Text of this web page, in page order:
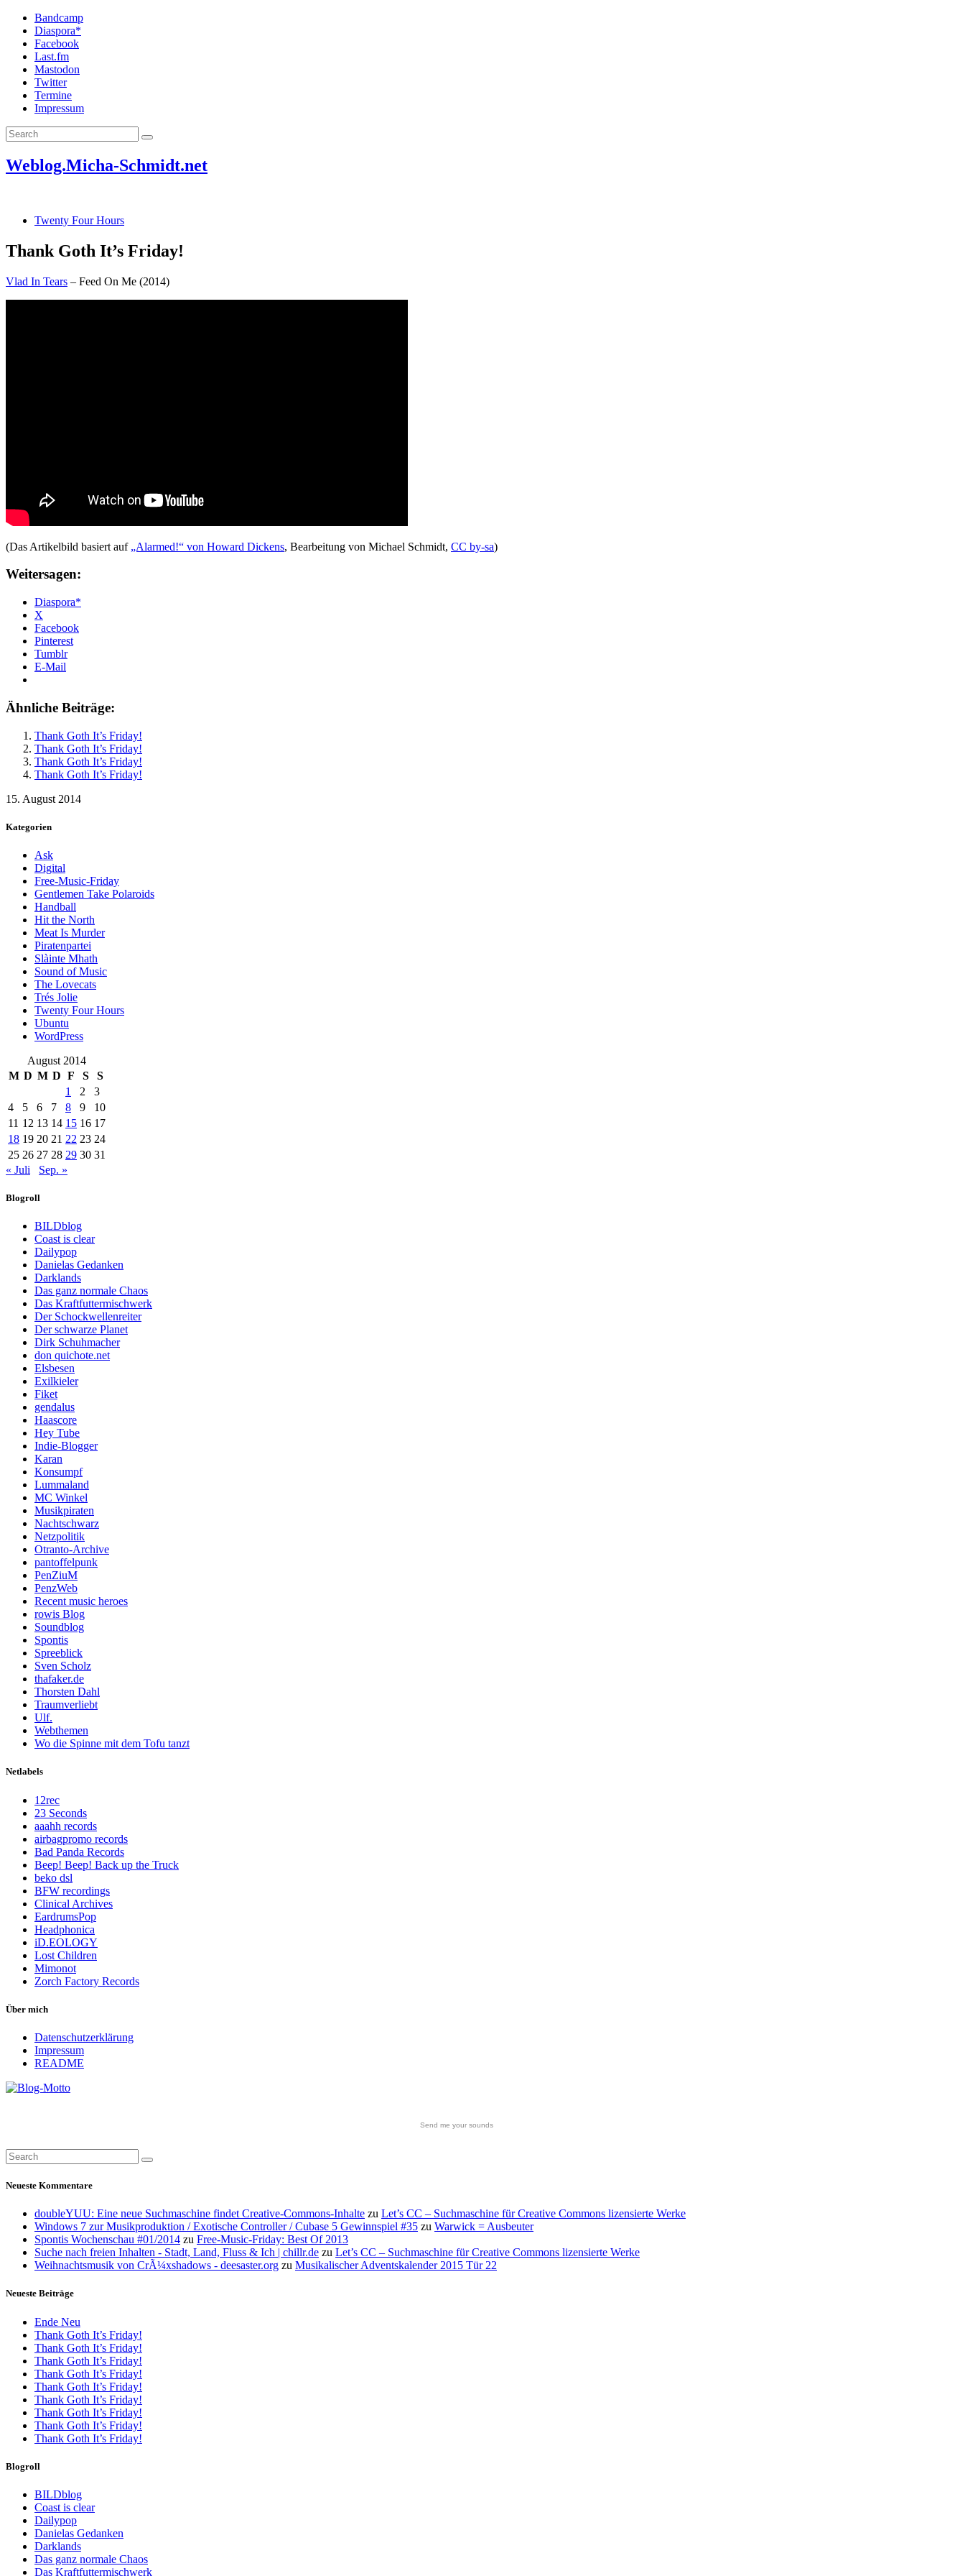
Bandcamp
Diaspora*
Facebook
Last.fm
Mastodon
Twitter
Termine
Impressum
Weblog.Micha-Schmidt.net
Twenty Four Hours
Thank Goth It’s Friday!
Vlad In Tears – Feed On Me (2014)
(Das Artikelbild basiert auf „Alarmed!“ von Howard Dickens, Bearbeitung von Michael Schmidt, CC by-sa)
Weitersagen:
Diaspora*
X
Facebook
Pinterest
Tumblr
E-Mail
Ähnliche Beiträge:
Thank Goth It’s Friday!
Thank Goth It’s Friday!
Thank Goth It’s Friday!
Thank Goth It’s Friday!
15. August 2014
Kategorien
Ask
Digital
Free-Music-Friday
Gentlemen Take Polaroids
Handball
Hit the North
Meat Is Murder
Piratenpartei
Slàinte Mhath
Sound of Music
The Lovecats
Trés Jolie
Twenty Four Hours
Ubuntu
WordPress
August 2014
M D M D F S
S
1
2
3
4
5 6 7 8 9
10
11 12 13 14 15 16 17
18 19 20 21 22 23 24
25 26 27 28 29 30 31
« Juli
Sep. »
Blogroll
BILDblog
Coast is clear
Dailypop
Danielas Gedanken
Darklands
Das ganz normale Chaos
Das Kraftfuttermischwerk
Der Schockwellenreiter
Der schwarze Planet
Dirk Schuhmacher
don quichote.net
Elsbesen
Exilkieler
Fiket
gendalus
Haascore
Hey Tube
Indie-Blogger
Karan
Konsumpf
Lummaland
MC Winkel
Musikpiraten
Nachtschwarz
Netzpolitik
Otranto-Archive
pantoffelpunk
PenZiuM
PenzWeb
Recent music heroes
rowis Blog
Soundblog
Spontis
Spreeblick
Sven Scholz
thafaker.de
Thorsten Dahl
Traumverliebt
Ulf.
Webthemen
Wo die Spinne mit dem Tofu tanzt
Netlabels
12rec
23 Seconds
aaahh records
airbagpromo records
Bad Panda Records
Beep! Beep! Back up the Truck
beko dsl
BFW recordings
Clinical Archives
EardrumsPop
Headphonica
iD.EOLOGY
Lost Children
Mimonot
Zorch Factory Records
Über mich
Datenschutzerklärung
Impressum
README
Send me your sounds
Neueste Kommentare
doubleYUU: Eine neue Suchmaschine findet Creative-Commons-Inhalte zu Let’s CC – Suchmaschine für Creative Commons lizensierte Werke
Windows 7 zur Musikproduktion / Exotische Controller / Cubase 5 Gewinnspiel #35 zu Warwick = Ausbeuter
Spontis Wochenschau #01/2014 zu Free-Music-Friday: Best Of 2013
Suche nach freien Inhalten - Stadt, Land, Fluss & Ich | chillr.de zu Let’s CC – Suchmaschine für Creative Commons lizensierte Werke
Weihnachtsmusik von CrÃ¼xshadows - deesaster.org zu Musikalischer Adventskalender 2015 Tür 22
Neueste Beiträge
Ende Neu
Thank Goth It’s Friday!
Thank Goth It’s Friday!
Thank Goth It’s Friday!
Thank Goth It’s Friday!
Thank Goth It’s Friday!
Thank Goth It’s Friday!
Thank Goth It’s Friday!
Thank Goth It’s Friday!
Thank Goth It’s Friday!
Blogroll
BILDblog
Coast is clear
Dailypop
Danielas Gedanken
Darklands
Das ganz normale Chaos
Das Kraftfuttermischwerk